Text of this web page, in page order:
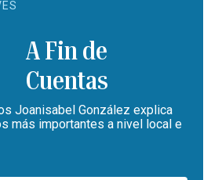
A Fin de
Cuentas
Joanisabel González explica
más importantes a nivel local e